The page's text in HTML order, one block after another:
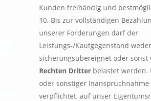
Kunden freihändig und
Bis zur vollständigen
unserer Forderungen darf der
Leistungs-/Kaufgegenstand
sicherungsübereignet oder sonst
Rechten Dritterbelastet werden.
oder sonstiger
verpflichtet, auf unser